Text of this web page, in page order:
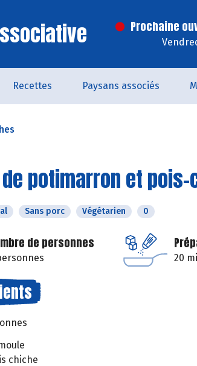
Prochaine
Recettes Paysans associés
potimarron et
Sans porc Végétarien 0
de personnes
20
chiche